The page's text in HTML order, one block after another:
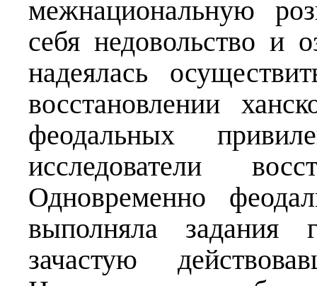
межнациональную
себя недовольство и
надеялась
восстановлении
феодальных
исследователи
Одновременно
выполняла задания
зачастую